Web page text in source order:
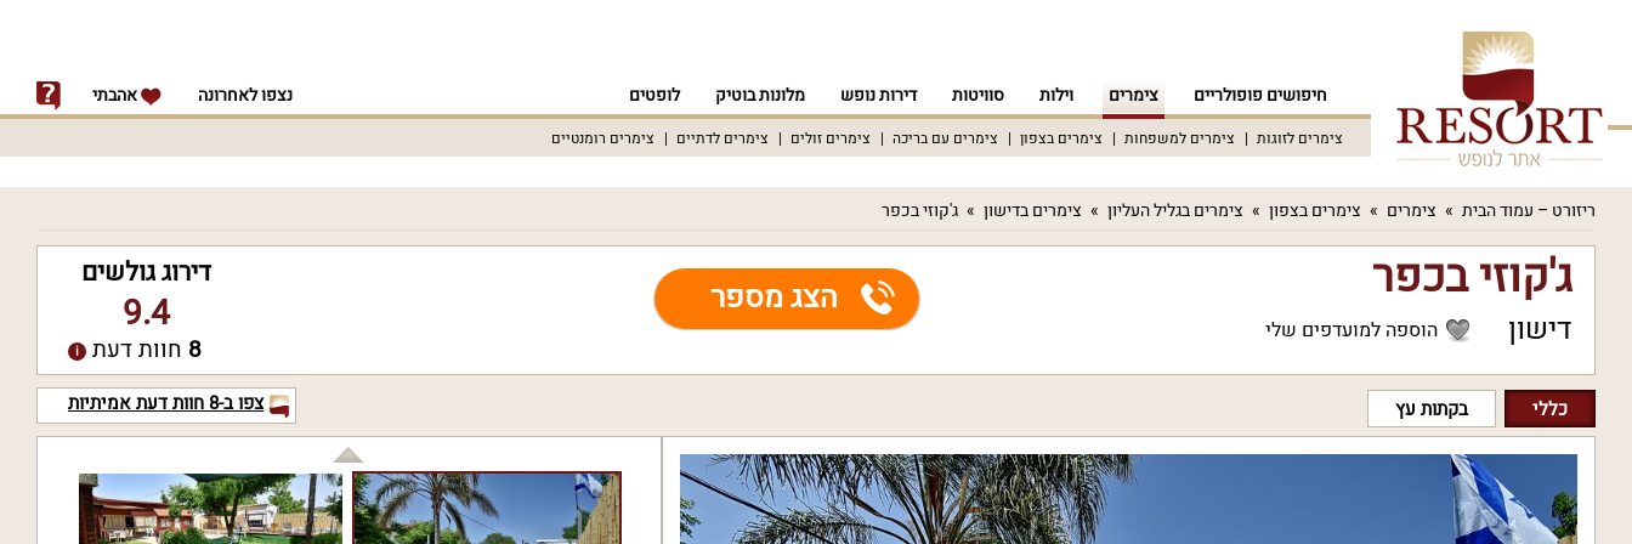
חיפושים פופולריים צימרים וילות סוויטות דירות נופש מלונות בוטיק לופטים נצפו לאחרונה אהבתי
צימרים לזוגות צימרים למשפחות צימרים בצפון צימרים עם בריכה צימרים זולים צימרים לדתיים צימרים רומנטיים
ריזורט – עמוד הבית צימרים צימרים בצפון צימרים בגליל העליון צימרים בדישון ג'קוזי בכפר
ג'קוזי בכפר
דישון הוספה למועדפים שלי
הצג מספר
דירוג גולשים
9.4
8 חוות דעת
כללי בקתות עץ צפו ב-8חוות דעת אמיתיות